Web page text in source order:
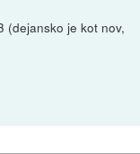
(dejansko je kot nov,